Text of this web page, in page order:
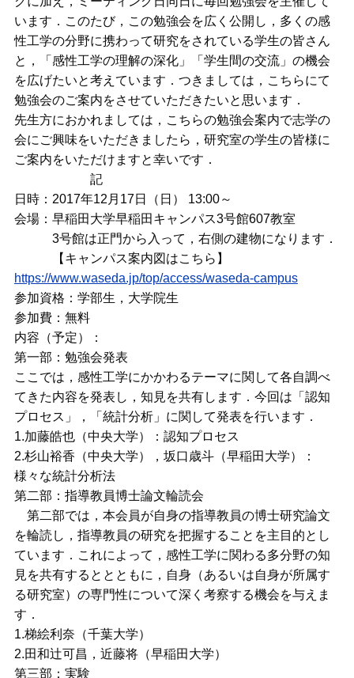
います．このたび，この勉強会を広く公開し，多くの感
性工学の分野に携わって研究をされている学生の皆さん
と，「感性工学の理解の深化」「学生間の交流」の機会
を広げたいと考えています．つきましては，こちらにて
勉強会のご案内をさせていただきたいと思います．
先生方におかれましては，こちらの勉強会案内で志学の
会にご興味をいただきましたら，研究室の学生の皆様に
ご案内をいただけますと幸いです．
記
日時：2017年12月17日（日） 13:00～
会場：早稲田大学早稲田キャンパス3号館607教室
3号館は正門から入って，右側の建物になります．
【キャンパス案内図はこちら】
https://www.waseda.jp/top/access/waseda-campus
参加資格：学部生，大学院生
参加費：無料
内容（予定）：
第一部：勉強会発表
ここでは，感性工学にかかわるテーマに関して各自調べ
てきた内容を発表し，知見を共有します．今回は「認知
プロセス」，「統計分析」に関して発表を行います．
1.加藤皓也（中央大学）：認知プロセス
2.杉山裕香（中央大学），坂口歳斗（早稲田大学）：
様々な統計分析法
第二部：指導教員博士論文輪読会
第二部では，本会員が自身の指導教員の博士研究論文
を輪読し，指導教員の研究を把握することを主目的とし
ています．これによって，感性工学に関わる多分野の知
見を共有するととともに，自身（あるいは自身が所属す
る研究室）の専門性について深く考察する機会を与えま
す．
1.梯絵利奈（千葉大学）
2.田和辻可昌，近藤将（早稲田大学）
第三部：実験